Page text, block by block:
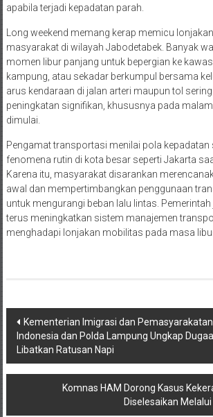
apabila terjadi kepadatan parah.
Long weekend memang kerap memicu
masyarakat di wilayah Jabodetabek. Banyak
momen libur panjang untuk bepergian ke
kampung, atau sekadar berkumpul bersama
arus kendaraan di jalan arteri maupun tol
peningkatan signifikan, khususnya pada
dimulai.
Pengamat transportasi menilai pola kepadatan
fenomena rutin di kota besar seperti Jakarta
Karena itu, masyarakat disarankan
awal dan mempertimbangkan penggunaan
untuk mengurangi beban lalu lintas.
terus meningkatkan sistem manajemen
menghadapi lonjakan mobilitas pada masa
Navigasi
pos
Kementerian Imigrasi dan
Indonesia dan Polda Lampung Ungkap
Libatkan Ratusan Napi
Komnas HAM Dorong Kasus
Diselesaikan